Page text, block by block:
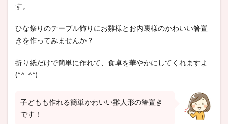
す。
ひな祭りのテーブル飾りにお雛様とお内裏様のかわいい箸置
きを作ってみませんか？
折り紙だけで簡単に作れて、食卓を華やかにしてくれますよ
(*^_^*)
子どもも作れる簡単かわいい雛人形の箸置き
です！